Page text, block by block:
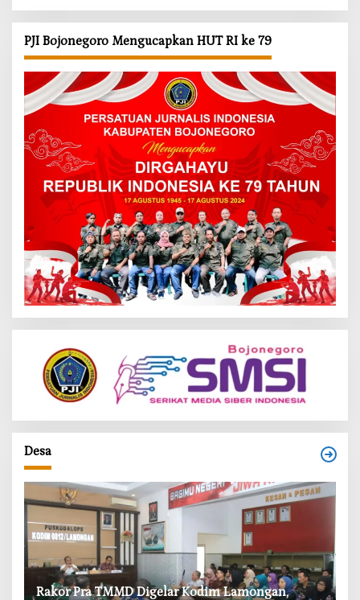
PJI Bojonegoro Mengucapkan HUT RI ke 79
Desa
‎Rakor Pra TMMD Digelar Kodim Lamongan,